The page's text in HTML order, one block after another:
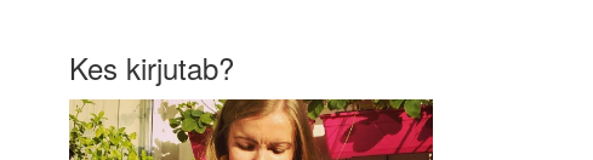
Kes kirjutab?